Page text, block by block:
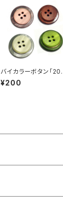
バイカラーボタン「
m」（全4色）【A0005】
¥200